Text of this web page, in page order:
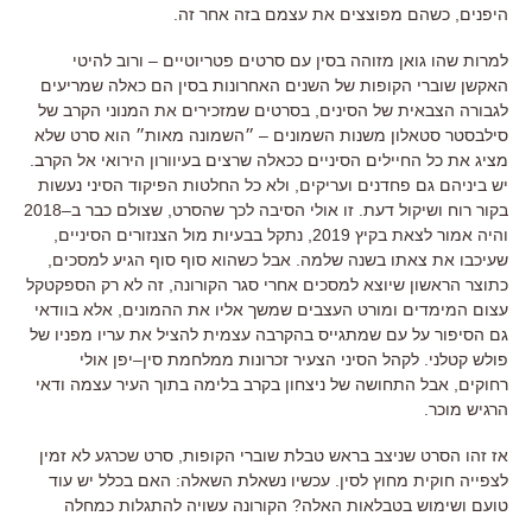
היפנים כשהם מפוצצים את עצמם בזה אחר זה
למרות שהו גואן מזוהה בסין עם סרטים פטריוטיים – ורוב להיטי
האקשן שוברי הקופות של השנים האחרונות בסין הם כאלה שמריעים
לגבורה הצבאית של הסינים בסרטים שמזכירים את המנוני הקרב של
סילבסטר סטאלון משנות השמונים – ״השמונה מאות״ הוא סרט שלא
מציג את כל החיילים הסיניים ככאלה שרצים בעיוורון הירואי אל הקרב
יש ביניהם גם פחדנים ועריקים
ולא כל החלטות הפיקוד הסיני נעשות
בקור רוח ושיקול דעת זו אולי הסיבה לכך שהסרט שצולם כבר ב–
2018
והיה אמור לצאת בקיץ 2019 נתקל בבעיות מול הצנזורים הסיניים
שעיכבו את צאתו בשנה שלמה
אבל כשהוא סוף סוף הגיע למסכים
כתוצר הראשון שיוצא למסכים אחרי סגר הקורונה זה לא רק הספקטקל
עצום המימדים ומורט העצבים שמשך אליו את ההמונים
אלא בוודאי
גם הסיפור על עם שמתגייס בהקרבה עצמית להציל את עריו מפניו של
פולש קטלני לקהל הסיני הצעיר זכרונות ממלחמת סין–יפן אולי
רחוקים
אבל התחושה של ניצחון בקרב בלימה בתוך העיר עצמה ודאי
הרגיש מוכר
אז זהו הסרט שניצב בראש טבלת שוברי הקופות סרט שכרגע לא זמין
לצפייה חוקית מחוץ לסין עכשיו נשאלת השאלה: האם בכלל יש עוד
טועם ושימוש בטבלאות האלה? הקורונה עשויה להתגלות כמחלה